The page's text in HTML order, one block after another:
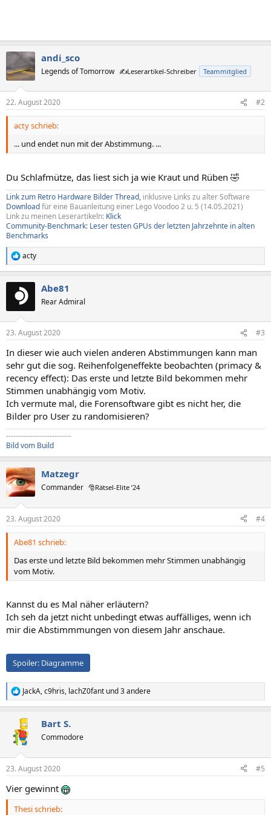
andi_sco
Legends of Tomorrow ✍️Leserartikel-Schreiber Teammitglied
22. August 2020 #2
acty schrieb:
... und endet nun mit der Abstimmung. ...
Du Schlafmütze, das liest sich ja wie Kraut und Rüben 🤣
Link zum Retro Hardware Bilder Thread, inklusive Links zu alter Software
Downloadfür eine Bauanleitung einer Lego Voodoo 2 u. 5 (14.05.2021)
Link zu meinen Leserartikeln: Klick
Community-Benchmark: Leser testen GPUs der letzten Jahrzehnte in alten
Benchmarks
R
e
e
:
acty
Abe81
Rear Admiral
23. August 2020 #3
In dieser wie auch vielen anderen Abstimmungen kann man
sehr gut die sog. Reihenfolgeneffekte beobachten (primacy &
recency effect): Das erste und letzte Bild bekommen mehr
Stimmen unabhängig vom Motiv.
Ich vermute mal, die Forensoftware gibt es nicht her, die
Bilder pro User zu randomisieren?
---------------------------
Bild vom Build
Matzegr
Commander 🎅Rätsel-Elite ’24
23. August 2020 #4
Abe81 schrieb:
Das erste und letzte Bild bekommen mehr Stimmen unabhängig
vom Motiv.
Kannst du es Mal näher erläutern?
Ich seh da jetzt nicht unbedingt etwas auffälliges, wenn ich
mir die Abstimmmungen von diesem Jahr anschaue.
Spoiler: Diagramme
R
e
e
:
JackA,c9hris, lachZ0fant und 3 andere
Bart S.
Commodore
23. August 2020 #5
Vier gewinnt
Thesi schrieb: